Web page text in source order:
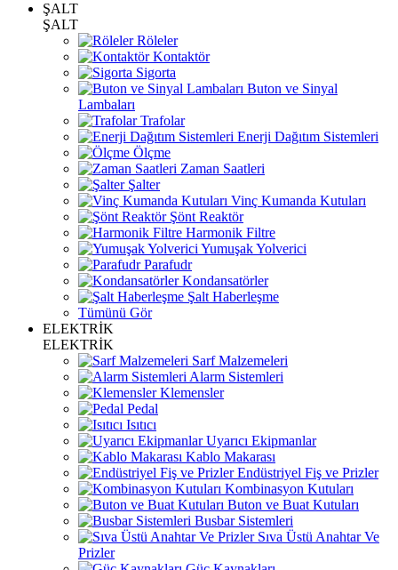
ŞALT
ŞALT
Röleler
Kontaktör
Sigorta
Buton ve Sinyal
Lambaları
Trafolar
Enerji Dağıtım Sistemleri
Ölçme
Zaman Saatleri
Şalter
Vinç Kumanda Kutuları
Şönt Reaktör
Harmonik Filtre
Yumuşak Yolverici
Parafudr
Kondansatörler
Şalt Haberleşme
Tümünü Gör
ELEKTRİK
ELEKTRİK
Sarf Malzemeleri
Alarm Sistemleri
Klemensler
Pedal
Isıtıcı
Uyarıcı Ekipmanlar
Kablo Makarası
Endüstriyel Fiş ve Prizler
Kombinasyon Kutuları
Buton ve Buat Kutuları
Busbar Sistemleri
Sıva Üstü Anahtar Ve
Prizler